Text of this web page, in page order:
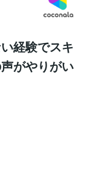
経験でスキ
がやりがい